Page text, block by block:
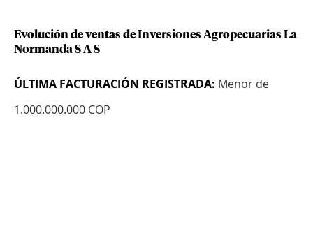
Evolución de ventas de Inversiones Agropecuarias La
Normanda S A S
ÚLTIMA FACTURACIÓN REGISTRADA: Menor de
1.000.000.000 COP